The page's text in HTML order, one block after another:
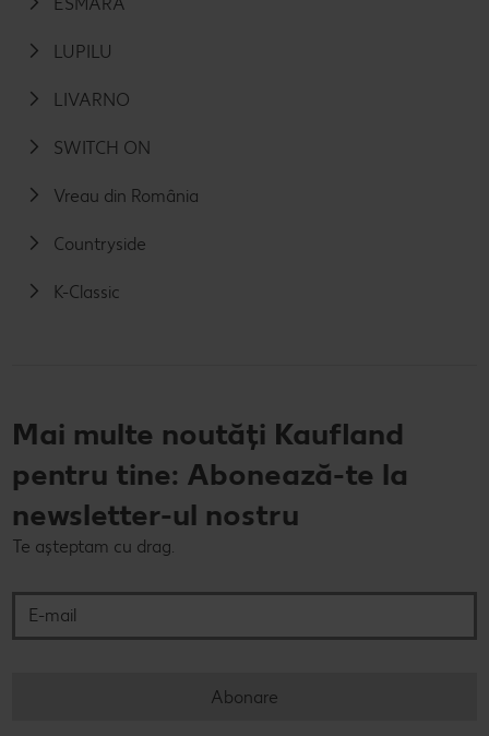
LUPILU
LIVARNO
SWITCH ON
Vreau din România
Countryside
K-Classic
Mai multe noutăți Kaufland
pentru tine: Abonează-te la
newsletter-ul nostru
Te așteptam cu drag.
Abonare